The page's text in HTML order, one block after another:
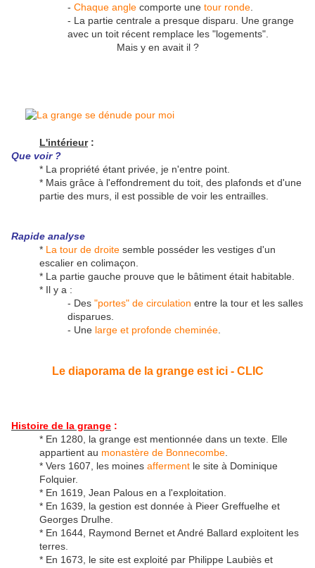
- Chaque angle comporte une tour ronde
- La partie centrale a presque disparu. Une grange
avec un toit récent remplace les "logements".
Mais y en avait il ?
L'intérieur:
Que voir ?
* La propriété étant privée, je n'entre point.
* Mais grâce à l'effondrement du toit, des plafonds et d'une
partie des murs, il est possible de voir les entrailles.
Rapide analyse
* La tour de droite semble posséder les vestiges d'un
escalier en colimaçon.
* La partie gauche prouve que le bâtiment était habitable.
* Il y a :
- Des "portes" de circulation entre la tour et les salles
disparues.
- Une large et profonde cheminée
Le diaporama de la grange est ici - CLIC
Histoire de la grange :
* En 1280, la grange est mentionnée dans un texte. Elle
appartient au monastère de Bonnecombe
* Vers 1607, les moines afferment le site à Dominique
Folquier.
* En 1619, Jean Palous en a l'exploitation.
* En 1639, la gestion est donnée à Pieer Greffuelhe et
Georges Drulhe.
* En 1644, Raymond Bernet et André Ballard exploitent les
terres.
* En 1673, le site est exploité par Philippe Laubiès et